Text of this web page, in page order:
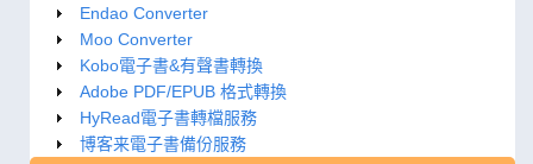
Endao Converter
Moo Converter
Kobo電子書&有聲書轉換
Adobe PDF/EPUB 格式轉換
HyRead電子書轉檔服務
博客来電子書備份服務